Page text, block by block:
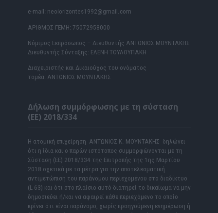
e-mail: neoiorizontes1992@gmail.com
ΑΡΙΘΜΟΣ ΓΕΜΗ: 75072958000
Νόμιμος Εκπρόσωπος – Διευθυντής ΑΝΤΩΝΙΟΣ ΜΟΥΝΤΑΚΗΣ
Διευθυντής Σύνταξης: ΕΛΕΝΗ ΤΟΥΛΟΥΠΑΚΗ
Διαχειριστής και Δικαιούχος του ονόματος
τομέα: ΑΝΤΩΝΙΟΣ ΜΟΥΝΤΑΚΗΣ
Δήλωση συμμόρφωσης με τη σύσταση
(ΕΕ) 2018/334
Η ατομική επιχείρηση ΑΝΤΩΝΙΟΣ Κ. ΜΟΥΝΤΑΚΗΣ δηλώνει
ότι η ίδια και ο παρών ιστότοπος συμμορφώνονται με τη
Σύσταση (ΕΕ) 2018/334 της Επιτροπής της 1ης Μαρτίου
2018 σχετικά με τα μέτρα για την αποτελεσματική
αντιμετώπιση του παράνομου περιεχομένου στο διαδίκτυο
(L 63) και ότι στο πλαίσιο αυτό διατηρεί το δικαίωμα να μην
δημοσιεύει ή/και να αφαιρεί κάθε περιεχόμενο το οποίο
κρίνει ότι είναι παράνομο, χωρίς προηγούμενη ενημέρωση ή